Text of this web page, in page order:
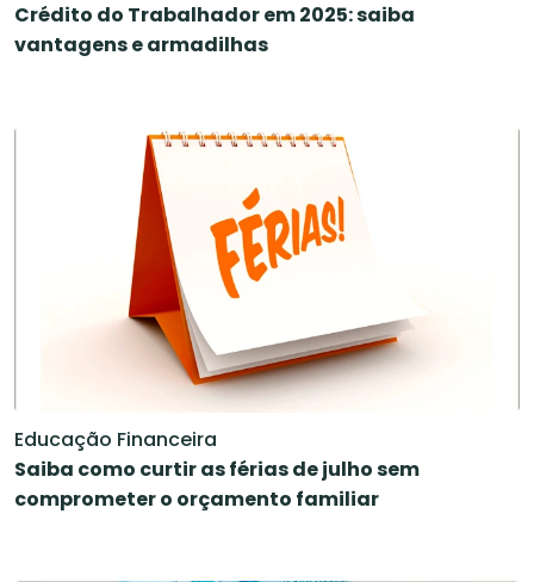
Crédito do Trabalhador em 2025: saiba
vantagens e armadilhas
Educação Financeira
Saiba como curtir as férias de julho sem
comprometer o orçamento familiar